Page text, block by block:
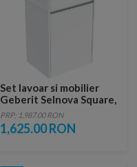
Set lavoar si mobilier
Geberit Selnova Square,
50x38x70 cm, alb lucios
PRP: 1,987.00 RON
1,625.00 RON